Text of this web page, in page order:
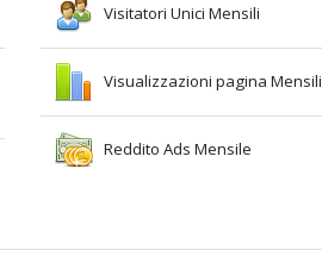
Visitatori Unici Mensili
Visualizzazioni pagina Mensili
Reddito Ads Mensile